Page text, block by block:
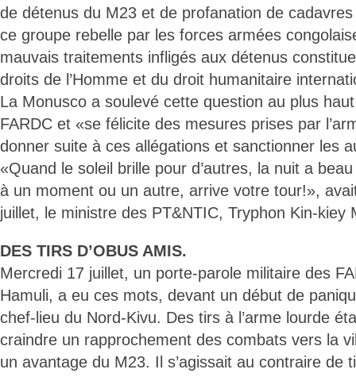
de détenus du M23 et de profanation de
ce groupe rebelle par les forces armées
mauvais traitements infligés aux détenus
droits de l’Homme et du droit humanitaire
La Monusco a soulevé cette question au plus
FARDC et «se félicite des mesures prises par
donner suite à ces allégations et sanctionner les
«Quand le soleil brille pour d’autres, la nuit a
à un moment ou un autre, arrive votre tour!»,
juillet, le ministre des PT&NTIC, Tryphon Kin-kiey
DES TIRS D’OBUS AMIS.
Mercredi 17 juillet, un porte-parole militaire des
Hamuli, a eu ces mots, devant un début de
chef-lieu du Nord-Kivu. Des tirs à l’arme lourde
craindre un rapprochement des combats vers la
un avantage du M23. Il s’agissait au contraire de